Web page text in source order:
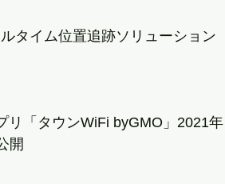
タイム位置追跡ソリューション
リ「タウンWiFi byGMO」2021
開